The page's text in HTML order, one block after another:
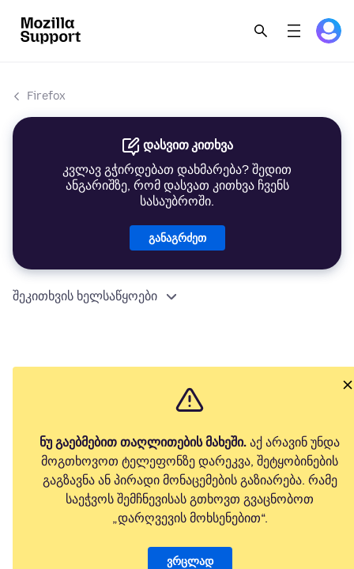
Firefox
დასვით კითხვა
კვლავ გჭირდებათ დახმარება? შედით
ანგარიშზე, რომ დასვათ კითხვა ჩვენს
სასაუბროში.
განაგრძეთ
შეკითხვის ხელსაწყოები
ნუ გაებმებით თაღლითების მახეში. აქ არავინ უნდა
მოგთხოვოთ ტელეფონზე დარეკვა, შეტყობინების
გაგზავნა ან პირადი მონაცემების გაზიარება. რამე
საეჭვოს შემჩნევისას გთხოვთ გვაცნობოთ
„დარღვევის მოხსენებით“.
ვრცლად